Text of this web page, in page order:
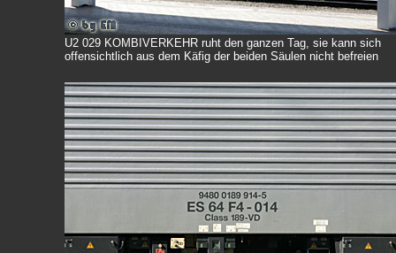
U2 029 KOMBIVERKEHR ruht den ganzen Tag, sie kann sich
offensichtlich aus dem Käfig der beiden Säulen nicht befreien